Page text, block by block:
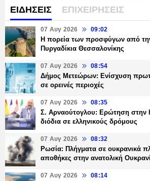
ΕΙΔΗΣΕΙΣ ΕΠΙΧΕΙΡΗΣΕΙΣ
07 Αυγ 2026 09:02
Η πορεία των προσφύγων από
Πυργαδίκια Θεσσαλονίκης
07 Αυγ 2026 08:54
Δήμος Μετεώρων: Ενίσχυση
σε ορεινές περιοχές
07 Αυγ 2026 08:35
Σ. Αρναούτογλου: Ερώτηση στην
διόδια σε ελληνικούς δρόμους
07 Αυγ 2026 08:32
Ρωσία: Πλήγματα σε ουκρανικά
αποθήκες στην ανατολική
07 Αυγ 2026 08:14